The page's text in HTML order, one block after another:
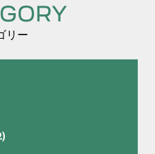
リー